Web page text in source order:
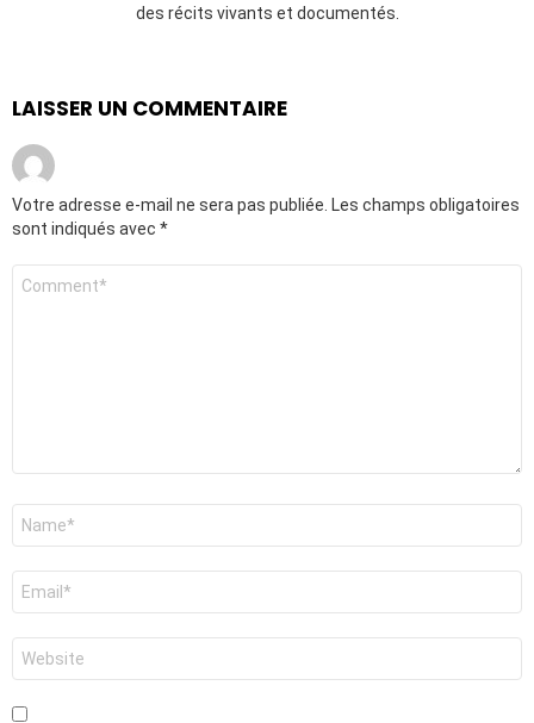
des récits vivants et documentés.
LAISSER UN COMMENTAIRE
Votre adresse e-mail ne sera pas publiée. Les champs obligatoires
sont indiqués avec *
Commentaire
Nom
E-
mail
*
Site
web